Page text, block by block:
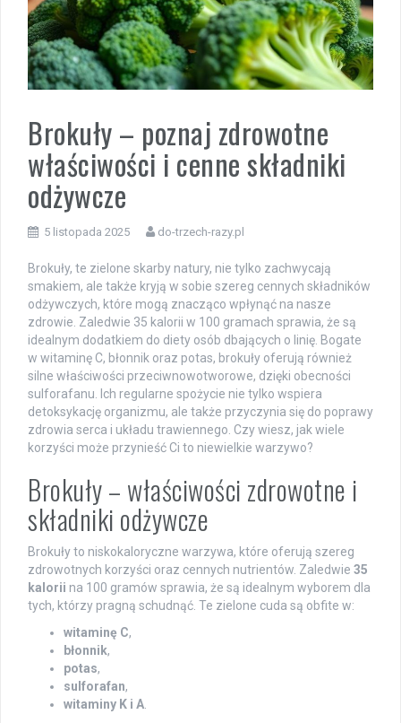
Brokuły – poznaj zdrowotne
właściwości i cenne składniki
odżywcze
5 listopada 2025 do-trzech-razy.pl
Brokuły, te zielone skarby natury, nie tylko zachwycają
smakiem, ale także kryją w sobie szereg cennych składników
odżywczych, które mogą znacząco wpłynąć na nasze
zdrowie. Zaledwie 35 kalorii w 100 gramach sprawia, że są
idealnym dodatkiem do diety osób dbających o linię. Bogate
w witaminę C, błonnik oraz potas, brokuły oferują również
silne właściwości przeciwnowotworowe, dzięki obecności
sulforafanu. Ich regularne spożycie nie tylko wspiera
detoksykację organizmu, ale także przyczynia się do poprawy
zdrowia serca i układu trawiennego. Czy wiesz, jak wiele
korzyści może przynieść Ci to niewielkie warzywo?
Brokuły – właściwości zdrowotne i
składniki odżywcze
Brokuły to niskokaloryczne warzywa, które oferują szereg
zdrowotnych korzyści oraz cennych nutrientów. Zaledwie 35
kalorii na 100 gramów sprawia, że są idealnym wyborem dla
tych, którzy pragną schudnąć. Te zielone cuda są obfite w:
witaminę C,
błonnik,
potas,
sulforafan,
witaminy K i A.